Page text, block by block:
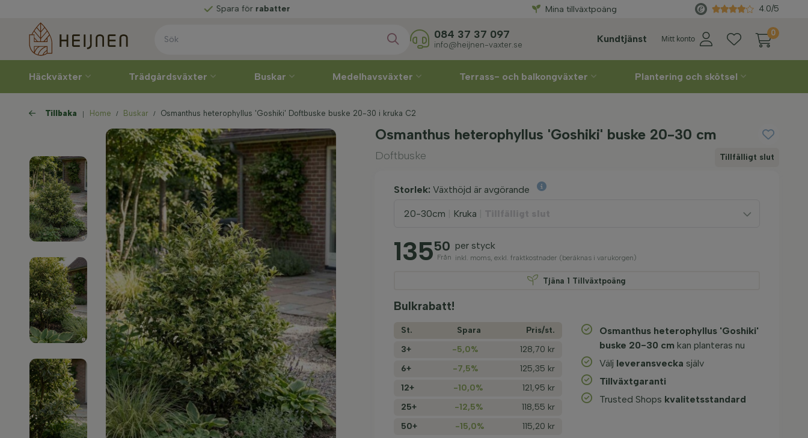
Spara förrabatter rabatter Direktfrån odlaren
Mina tillväxtpoäng 4.0/5
Kundtjänst Mitt konto
0
084 37 37 097
info@heijnen-vaxter.se
Häckväxter Trädgårdsväxter Buskar Medelhavsväxter Terrass- och balkongväxter Plantering och skötsel
Tillbaka Home Buskar Osmanthus heterophyllus 'Goshiki' Doftbuske buske 20-30 i kruka C2
Osmanthus heterophyllus 'Goshiki' buske 20-30 cm
Doftbuske Tillfälligt slut
Storlek: Växthöjd är avgörande
20-30cm Kruka
13550
Från
per styck
inkl. moms, exkl. fraktkostnader (beräknas i varukorgen)
Tjäna 1 Tillväxtpoäng
Bulkrabatt!
St. Spara
Pris/­st.
3+
-5,0%
128,70 kr
6+
-7,5%
125,35 kr
12+
-10,0%
121,95 kr
25+
-12,5%
118,55 kr
50+
-15,0% 115,20 kr
Osmanthus heterophyllus 'Goshiki'
buske 20-30 cm kan planteras nu
Välj leveransvecka själv
Tillväxtgaranti
Trusted Shops kvalitetsstandard